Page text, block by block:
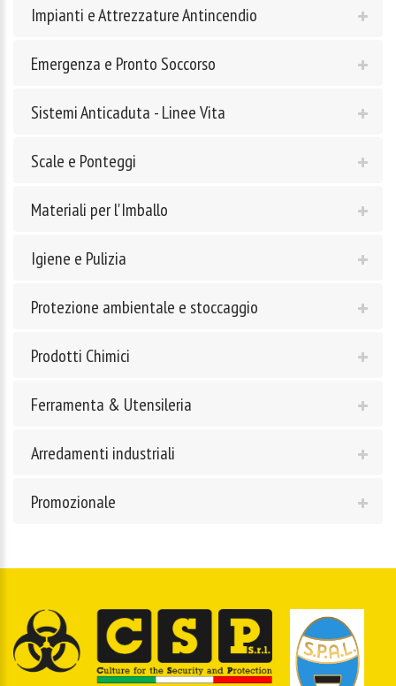
Impianti e Attrezzature Antincendio
Emergenza e Pronto Soccorso
Sistemi Anticaduta - Linee Vita
Scale e Ponteggi
Materiali per l'Imballo
Igiene e Pulizia
Protezione ambientale e stoccaggio
Prodotti Chimici
Ferramenta & Utensileria
Arredamenti industriali
Promozionale